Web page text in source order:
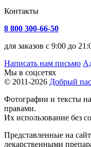
Контакты
8 800 300-66-50
для заказов с 9:00 до
Написать нам письмо
Мы в соцсетях
© 2011-2026 Добрый
Фотографии и тексты
правами.
Их использование без
Представленные на
лекарственными